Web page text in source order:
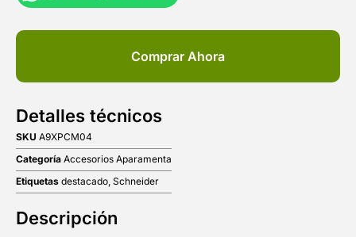
Comprar Ahora
Detalles técnicos
SKU A9XPCM04
Categoría Accesorios Aparamenta
Etiquetas destacado, Schneider
Descripción